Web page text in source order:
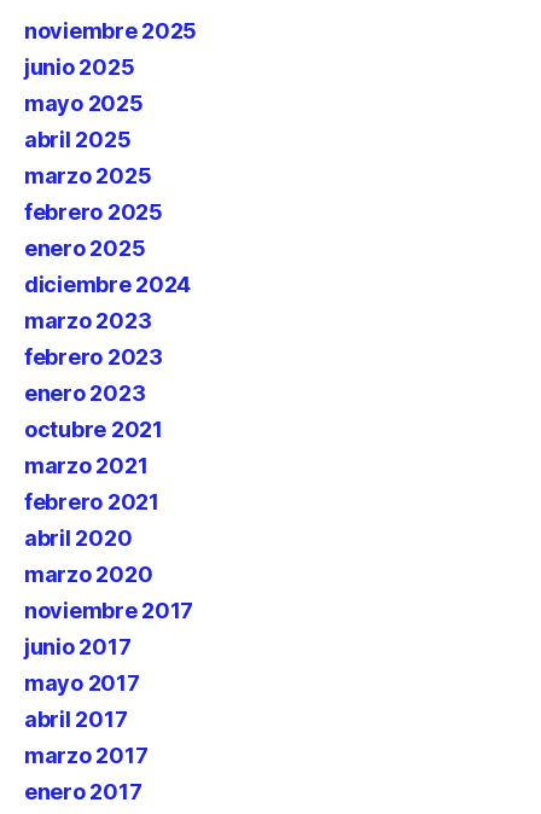
noviembre 2025
junio 2025
mayo 2025
abril 2025
marzo 2025
febrero 2025
enero 2025
diciembre 2024
marzo 2023
febrero 2023
enero 2023
octubre 2021
marzo 2021
febrero 2021
abril 2020
marzo 2020
noviembre 2017
junio 2017
mayo 2017
abril 2017
marzo 2017
enero 2017